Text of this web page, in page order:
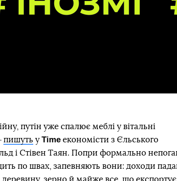
путін уже спалює меблі у вітальні
пишуть у Time економісти з Єльського
і Стівен Таян. Попри формально
по швах, запевняють вони: доходи
деревину, зерно й майже все, що експортує